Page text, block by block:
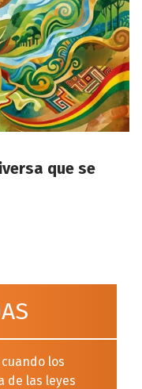
que se
los
de las leyes